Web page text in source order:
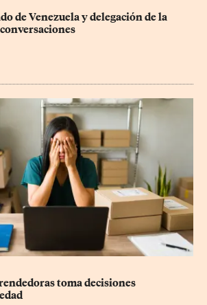
de Venezuela y delegación de la
toma decisiones